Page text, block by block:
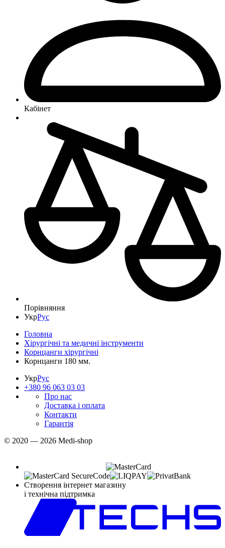
Кабінет
Порівняння
УкрРус
Головна
Хірургічні та медичні інструменти
Корнцанги хірургічні
Корнцанги 180 мм.
УкрРус
+380 96 063 03 03
Про нас
Доставка і оплата
Контакти
Гарантія
© 2020 — 2026 Medi-shop
Створення інтернет магазину
і технічна підтримка